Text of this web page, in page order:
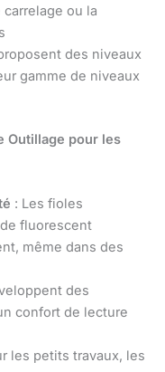
ou la
des niveaux
gamme de niveaux
Outillage pour les
: Les fioles
fluorescent
même dans des
des
confort de lecture
les petits travaux, les